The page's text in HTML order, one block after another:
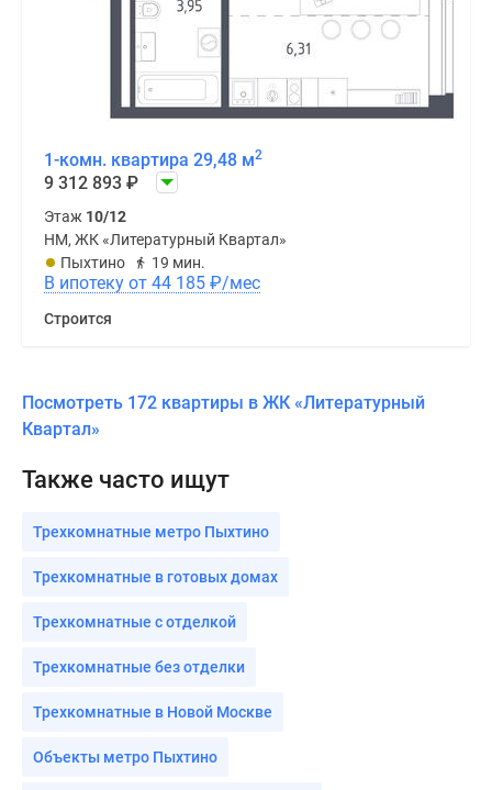
1-комн. квартира 29,48 м2
9 312 893 ₽
Этаж 10/12
НМ, ЖК «Литературный Квартал»
Пыхтино
19 мин.
В ипотеку от 44 185 ₽/мес
Строится
Посмотреть 172 квартиры в ЖК «Литературный
Квартал»
Также часто ищут
Трехкомнатные метро Пыхтино
Трехкомнатные в готовых домах
Трехкомнатные с отделкой
Трехкомнатные без отделки
Трехкомнатные в Новой Москве
Объекты метро Пыхтино